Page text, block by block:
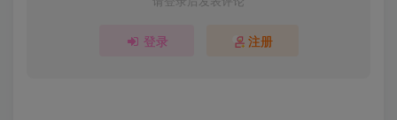
登录 注册